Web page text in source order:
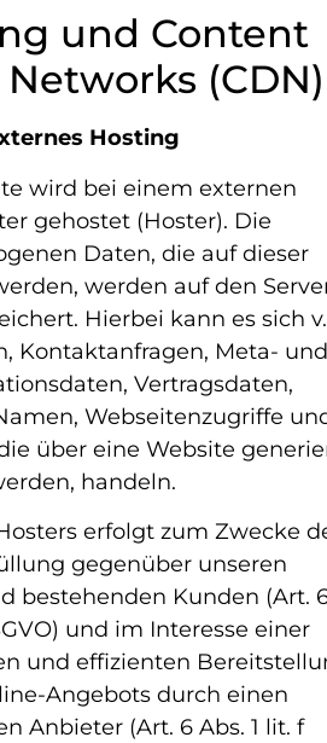
und Content
(CDN)
Hosting
wird bei einem externen
gehostet (Hoster). Die
Daten, die auf dieser
werden auf den
Hierbei kann es sich
Kontaktanfragen, Meta- und
Vertragsdaten,
Webseitenzugriffe
über eine Website
handeln.
erfolgt zum Zwecke
gegenüber unseren
bestehenden Kunden (Art.
und im Interesse einer
und effizienten
Angebots durch einen
Anbieter (Art. 6 Abs. 1 lit. f